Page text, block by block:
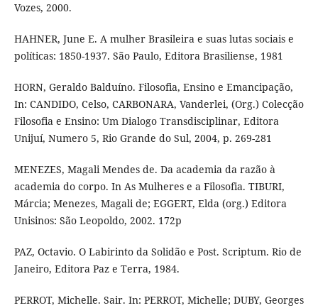
Vozes, 2000.
HAHNER, June E. A mulher Brasileira e suas lutas sociais e
políticas: 1850-1937. São Paulo, Editora Brasiliense, 1981
HORN, Geraldo Balduíno. Filosofia, Ensino e Emancipação,
In: CANDIDO, Celso, CARBONARA, Vanderlei, (Org.) Colecção
Filosofia e Ensino: Um Dialogo Transdisciplinar, Editora
Unijuí, Numero 5, Rio Grande do Sul, 2004, p. 269-281
MENEZES, Magali Mendes de. Da academia da razão à
academia do corpo. In As Mulheres e a Filosofia. TIBURI,
Márcia; Menezes, Magali de; EGGERT, Elda (org.) Editora
Unisinos: São Leopoldo, 2002. 172p
PAZ, Octavio. O Labirinto da Solidão e Post. Scriptum. Rio de
Janeiro, Editora Paz e Terra, 1984.
PERROT, Michelle. Sair. In: PERROT, Michelle; DUBY, Georges